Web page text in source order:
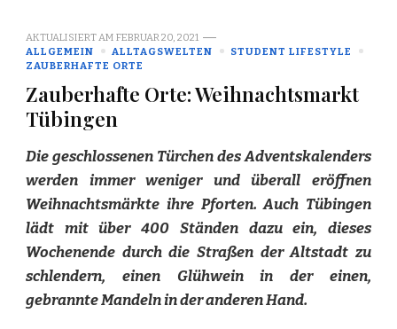
AKTUALISIERT AM FEBRUAR 20, 2021
ALLGEMEIN
ALLTAGSWELTEN
STUDENT LIFESTYLE
ZAUBERHAFTE ORTE
Zauberhafte Orte: Weihnachtsmarkt
Tübingen
Die geschlossenen Türchen des Adventskalenders
werden immer weniger und überall eröffnen
Weihnachtsmärkte ihre Pforten. Auch Tübingen
lädt mit über 400 Ständen dazu ein, dieses
Wochenende durch die Straßen der Altstadt zu
schlendern, einen Glühwein in der einen,
gebrannte Mandeln in der anderen Hand.